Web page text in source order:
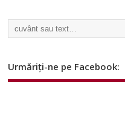
Urmăriți-ne pe Facebook: